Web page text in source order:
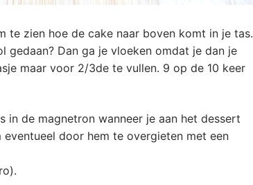
te zien hoe de cake naar boven komt in je tas.
gedaan? Dan ga je vloeken omdat je dan je
maar voor 2/3de te vullen. 9 op de 10 keer
in de magnetron wanneer je aan het dessert
door hem te overgieten met een